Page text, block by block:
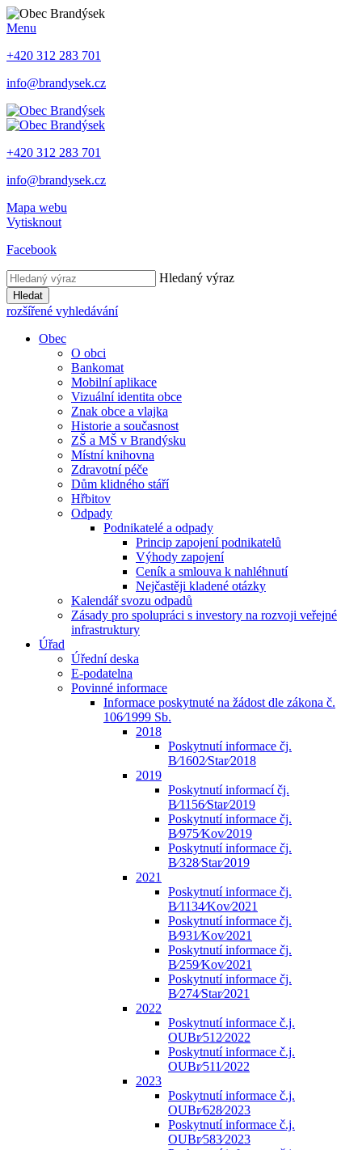
Menu
+420 312 283 701
info@brandysek.cz
+420 312 283 701
info@brandysek.cz
Mapa webu
Vytisknout
Facebook
Hledaný výraz
Hledat
rozšířené vyhledávání
Obec
O obci
Bankomat
Mobilní aplikace
Vizuální identita obce
Znak obce a vlajka
Historie a současnost
ZŠ a MŠ v Brandýsku
Místní knihovna
Zdravotní péče
Dům klidného stáří
Hřbitov
Odpady
Podnikatelé a odpady
Princip zapojení podnikatelů
Výhody zapojení
Ceník a smlouva k nahléhnutí
Nejčastěji kladené otázky
Kalendář svozu odpadů
Zásady pro spolupráci s investory na rozvoji veřejné
infrastruktury
Úřad
Úřední deska
E-podatelna
Povinné informace
Informace poskytnuté na žádost dle zákona č.
106⁄1999 Sb.
2018
Poskytnutí informace čj.
B⁄1602⁄Star⁄2018
2019
Poskytnutí informací čj.
B⁄1156⁄Star⁄2019
Poskytnutí informace čj.
B⁄975⁄Kov⁄2019
Poskytnutí informace čj.
B⁄328⁄Star⁄2019
2021
Poskytnutí informace čj.
B⁄1134⁄Kov⁄2021
Poskytnutí informace čj.
B⁄931⁄Kov⁄2021
Poskytnutí informace čj.
B⁄259⁄Kov⁄2021
Poskytnutí informace čj.
B⁄274⁄Star⁄2021
2022
Poskytnutí informace č.j.
OUBr⁄512⁄2022
Poskytnutí informace č.j.
OUBr⁄511⁄2022
2023
Poskytnutí informace č.j.
OUBr⁄628⁄2023
Poskytnutí informace č.j.
OUBr⁄583⁄2023